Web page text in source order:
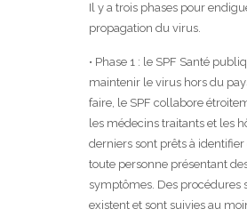
Il y a trois phases pour
propagation du virus.
• Phase 1 : le SPF Santé
maintenir le virus hors du
faire, le SPF collabore
les médecins traitants et les
derniers sont prêts à identifier
toute personne présentant
symptômes. Des procédures
existent et sont suivies au